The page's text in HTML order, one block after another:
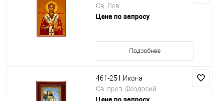
Св. Лев
Цена по запросу
Подробнее
461-251 Икона
Св. преп. Феодосий